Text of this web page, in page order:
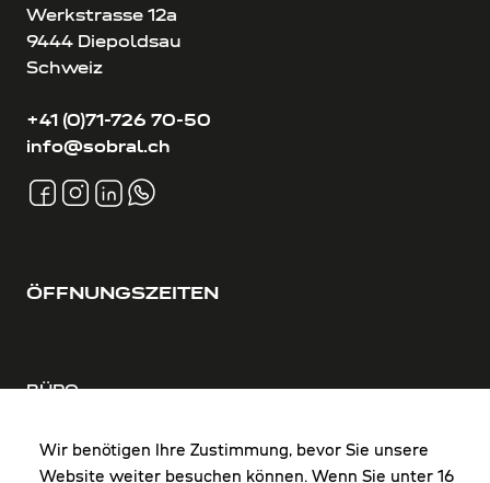
Wir benötigen Ihre Zustimmung, bevor Sie unsere
Website weiter besuchen können. Wenn Sie unter 16
Werkstrasse 12a
9444 Diepoldsau
Schweiz
+41 (0)71-726 70-50
info@sobral.ch
ÖFFNUNGSZEITEN
BÜRO
FR: 8:00-12:00 & 13:00-16:00 Uhr